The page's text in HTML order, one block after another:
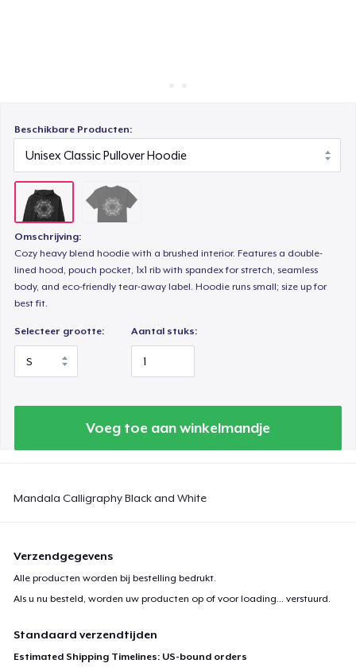
Beschikbare Producten:
Omschrijving:
Cozy heavy blend hoodie with a brushed interior. Features a double-
lined hood, pouch pocket, 1x1 rib with spandex for stretch, seamless
body, and eco-friendly tear-away label. Hoodie runs small; size up for
best fit.
Selecteer grootte: Aantal stuks:
Voeg toe aan winkelmandje
Mandala Calligraphy Black and White
Verzendgegevens
Alle producten worden bij bestelling bedrukt.
Als u nu besteld, worden uw producten op of voorloading... verstuurd.
Standaard verzendtijden
Estimated Shipping Timelines: US-bound orders